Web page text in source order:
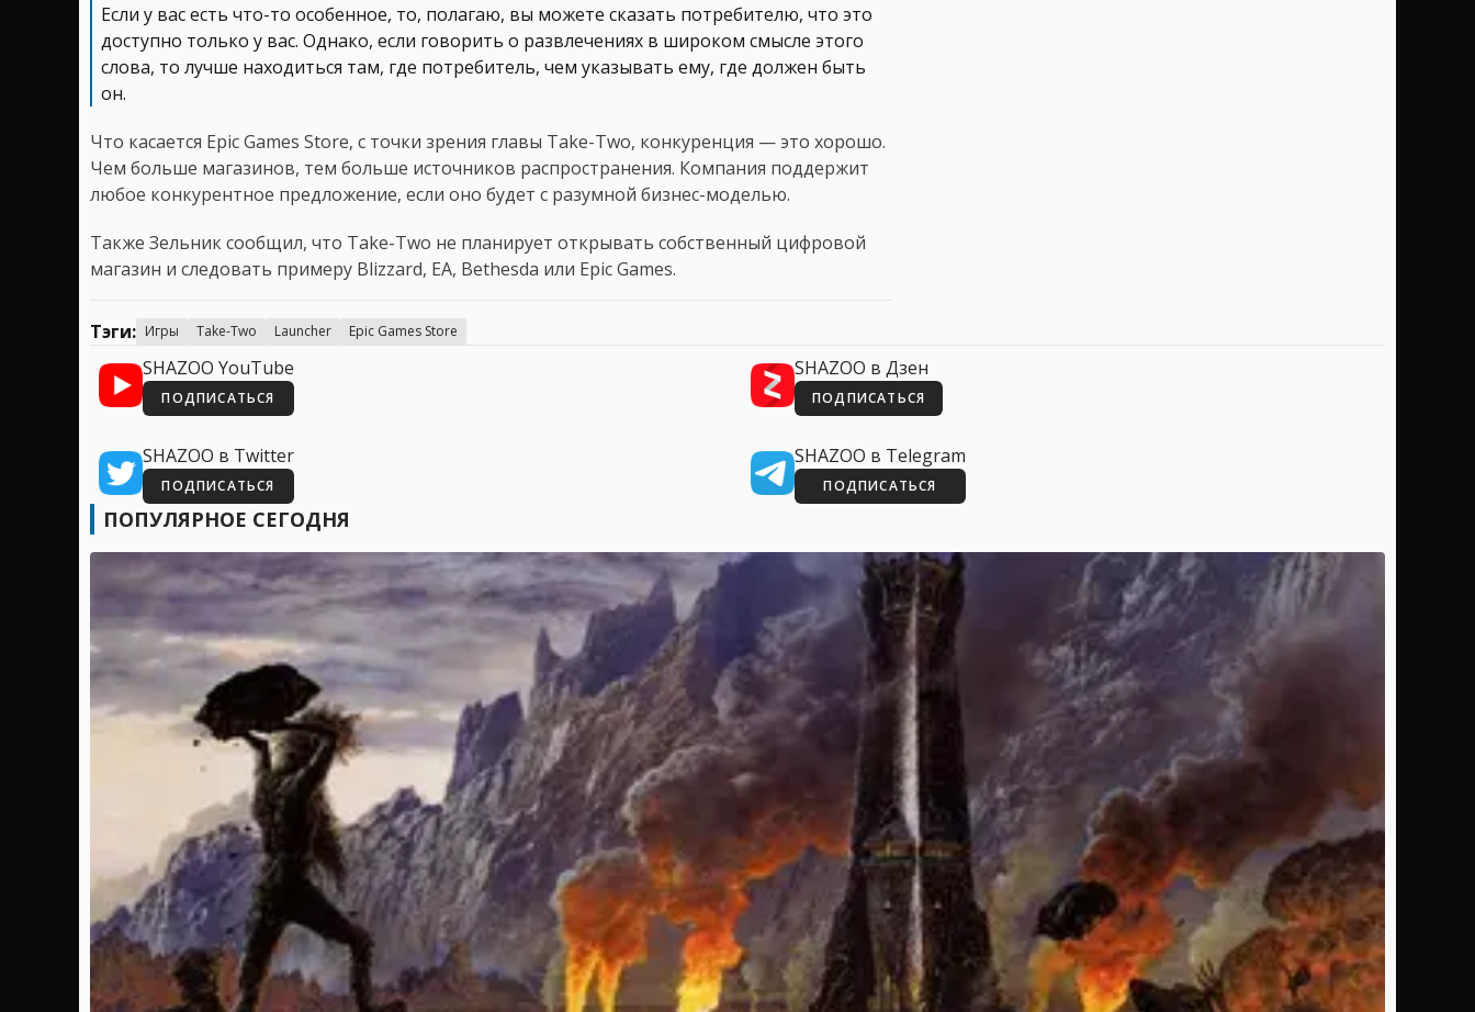
Если у вас есть что-то особенное, то, полагаю, вы можете сказать потребителю, что это
доступно только у вас. Однако, если говорить о развлечениях в широком смысле этого
слова, то лучше находиться там, где потребитель, чем указывать ему, где должен быть
он.
Что касается Epic Games Store, с точки зрения главы Take-Two, конкуренция — это хорошо.
Чем больше магазинов, тем больше источников распространения. Компания поддержит
любое конкурентное предложение, если оно будет с разумной бизнес-моделью.
Также Зельник сообщил, что Take-Two не планирует открывать собственный цифровой
магазин и следовать примеру Blizzard, EA, Bethesda или Epic Games.
Тэги: Игры Take-Two Launcher Epic Games Store
SHAZOO YouTube
ПОДПИСАТЬСЯ
SHAZOO в Дзен
ПОДПИСАТЬСЯ
SHAZOO в Twitter
ПОДПИСАТЬСЯ
SHAZOO в Telegram
ПОДПИСАТЬСЯ
ПОПУЛЯРНОЕ СЕГОДНЯ